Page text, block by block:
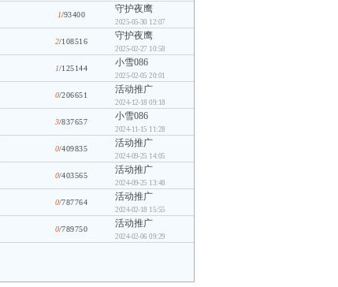
1/93400 守护夜鹰
2025-05-30 12:07
2/108516 守护夜鹰
2025-02-27 10:58
1/125144 小雪086
2025-02-05 20:01
0/206651 活动推广
2024-12-18 09:18
3/837657 小雪086
2024-11-15 11:28
0/409835 活动推广
2024-09-25 14:05
0/403565 活动推广
2024-09-25 13:48
0/787764 活动推广
2024-02-18 15:55
0/789750 活动推广
2024-02-06 09:29